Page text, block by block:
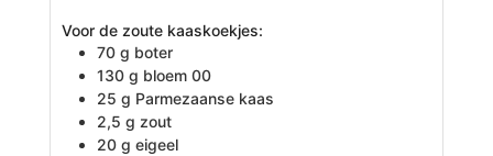
Voor de zoute kaaskoekjes:
70 g boter
130 g bloem 00
25 g Parmezaanse kaas
2,5 g zout
20 g eigeel